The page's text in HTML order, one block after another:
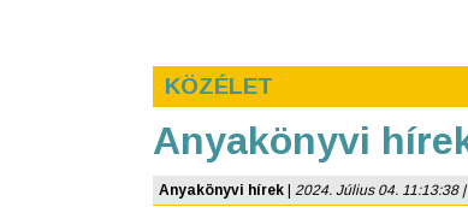
KÖZÉLET
Anyakönyvi
Anyakönyvi hírek 2024. Július 04. 11:13:38